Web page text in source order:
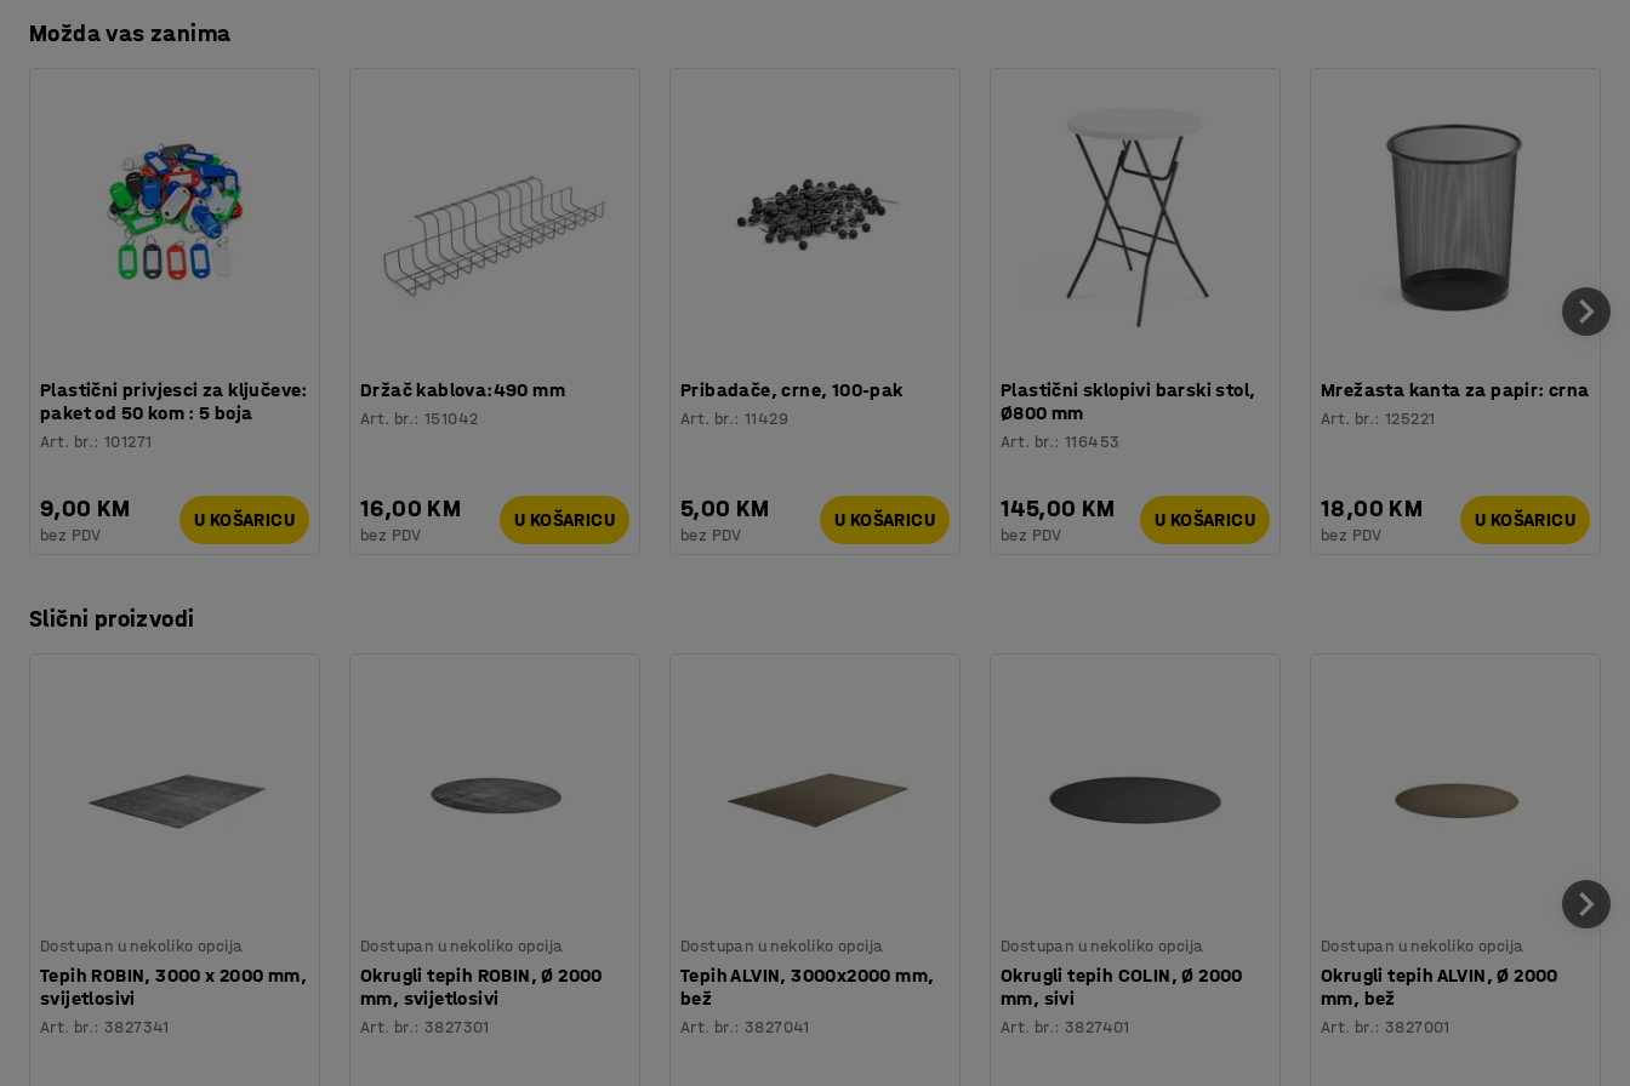
paleti boja.
Specifikacija materijala
Potreban broj osoba: 1
Kvaliteta - Eko oznaka:
Preuzmite upute za održavanjen
Možda vas zanima
Plastični privjesci za ključeve:
paket od 50 kom : 5 boja
Art. br.:101271
9,00 KM
bez PDV
U KOŠARICU
Držač kablova:490 mm
Art. br.:151042
16,00 KM
bez PDV
U KOŠARICU
Pribadače, crne, 100-pak
Art. br.:11429
5,00 KM
bez PDV
U KOŠARICU
Plastični sklopivi barski stol,
Ø800 mm
Art. br.:116453
145,00 KM
bez PDV
U KOŠARICU
Mrežasta kanta za papir: crna
Art. br.:125221
18,00 KM
bez PDV
U KOŠARICU
Slični proizvodi
Dostupan u nekoliko opcija
Tepih ROBIN, 3000 x 2000 mm,
svijetlosivi
Art. br.:3827341
Dostupan u nekoliko opcija
Okrugli tepih ROBIN, Ø 2000
mm, svijetlosivi
Art. br.:3827301
Dostupan u nekoliko opcija
Tepih ALVIN, 3000x2000 mm,
bež
Art. br.:3827041
Dostupan u nekoliko opcija
Okrugli tepih COLIN, Ø 2000
mm, sivi
Art. br.:3827401
Dostupan u nekoliko opcija
Okrugli tepih ALVIN, Ø 2000
mm, bež
Art. br.:3827001